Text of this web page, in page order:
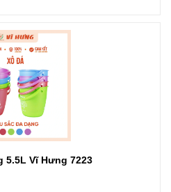
5.5L Vĩ Hưng 7223